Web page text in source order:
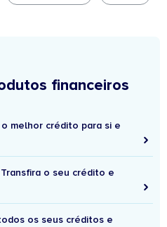
financeiros
melhor crédito para si e
o seu crédito e
os seus créditos e